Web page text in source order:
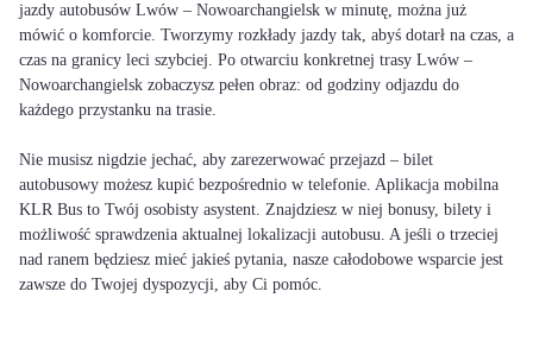
jazdy autobusów Lwów – Nowoarchangielsk w minutę, można już
mówić o komforcie. Tworzymy rozkłady jazdy tak, abyś dotarł na czas, a
czas na granicy leci szybciej. Po otwarciu konkretnej trasy Lwów –
Nowoarchangielsk zobaczysz pełen obraz: od godziny odjazdu do
każdego przystanku na trasie.
Nie musisz nigdzie jechać, aby zarezerwować przejazd – bilet
autobusowy możesz kupić bezpośrednio w telefonie. Aplikacja mobilna
KLR Bus to Twój osobisty asystent. Znajdziesz w niej bonusy, bilety i
możliwość sprawdzenia aktualnej lokalizacji autobusu. A jeśli o trzeciej
nad ranem będziesz mieć jakieś pytania, nasze całodobowe wsparcie jest
zawsze do Twojej dyspozycji, aby Ci pomóc.